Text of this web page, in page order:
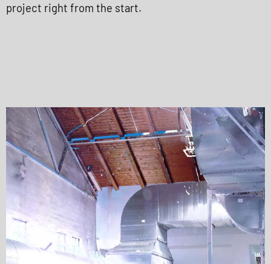
project right from the start.